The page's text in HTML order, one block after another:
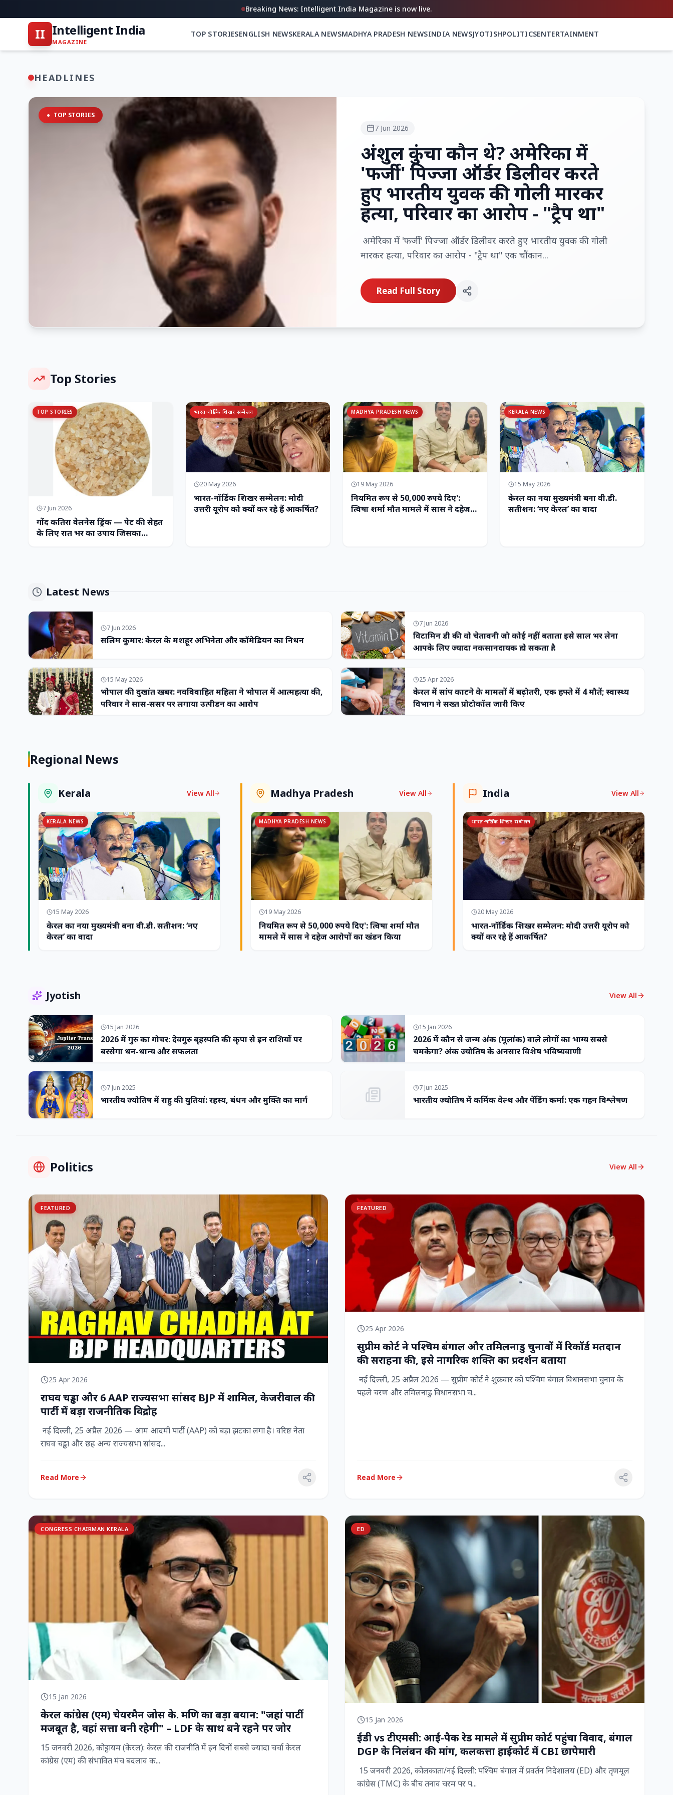
Breaking News: Intelligent India Magazine is now live.
II Intelligent India
MAGAZINE
TOP STORIESENGLISH NEWSKERALA NEWSMADHYA PRADESH NEWSINDIA NEWSJYOTISHPOLITICSENTERTAINMENT
HEADLINES
● TOP STORIES
7 Jun 2026
अंशुल कुंचा कौन थे? अमेरिका में
'फर्जी' पिज्जा ऑर्डर डिलीवर करते
हुए भारतीय युवक की गोली मारकर
हत्या, परिवार का आरोप - "ट्रैप था"
अमेरिका में 'फर्जी' पिज्जा ऑर्डर डिलीवर करते हुए भारतीय युवक की गोली
मारकर हत्या, परिवार का आरोप - "ट्रैप था" एक चौंकान...
Read Full Story
Top Stories
TOP STORIES
7 Jun 2026
गोंद कतिरा वेलनेस ड्रिंक — पेट की सेहत
के लिए रात भर का उपाय जिसका
भारत-नॉर्डिक शिखर सम्मेलन
20 May 2026
भारत-नॉर्डिक शिखर सम्मेलन: मोदी
उत्तरी यूरोप को क्यों कर रहे हैं आकर्षित?
MADHYA PRADESH NEWS
19 May 2026
नियमित रूप से 50,000 रुपये दिए':
त्विषा शर्मा मौत मामले में सास ने दहेज
KERALA NEWS
15 May 2026
केरल का नया मुख्यमंत्री बना वी.डी.
सतीशन: ‘नए केरल’ का वादा
Latest News
7 Jun 2026
सलिम कुमार: केरल के मशहूर अभिनेता और कॉमेडियन का निधन
7 Jun 2026
विटामिन डी की वो चेतावनी जो कोई नहीं बताता इसे साल भर लेना
आपके लिए ज्यादा नुकसानदायक हो सकता है
15 May 2026
भोपाल की दुखांत खबर: नवविवाहित महिला ने भोपाल में आत्महत्या की,
परिवार ने सास-ससुर पर लगाया उत्पीड़न का आरोप
25 Apr 2026
केरल में सांप काटने के मामलों में बढ़ोतरी, एक हफ्ते में 4 मौतें; स्वास्थ्य
विभाग ने सख्त प्रोटोकॉल जारी किए
Regional News
Kerala View All
KERALA NEWS
15 May 2026
केरल का नया मुख्यमंत्री बना वी.डी. सतीशन: ‘नए
केरल’ का वादा
Madhya Pradesh View All
MADHYA PRADESH NEWS
19 May 2026
नियमित रूप से 50,000 रुपये दिए': त्विषा शर्मा मौत
मामले में सास ने दहेज आरोपों का खंडन किया
India View All
भारत-नॉर्डिक शिखर सम्मेलन
20 May 2026
भारत-नॉर्डिक शिखर सम्मेलन: मोदी उत्तरी यूरोप को
क्यों कर रहे हैं आकर्षित?
Jyotish View All
15 Jan 2026
2026 में गुरु का गोचर: देवगुरु बृहस्पति की कृपा से इन राशियों पर
बरसेगा धन-धान्य और सफलता
15 Jan 2026
2026 में कौन से जन्म अंक (मूलांक) वाले लोगों का भाग्य सबसे
चमकेगा? अंक ज्योतिष के अनुसार विशेष भविष्यवाणी
7 Jun 2025
भारतीय ज्योतिष में राहु की युतियां: रहस्य, बंधन और मुक्ति का मार्ग
7 Jun 2025
भारतीय ज्योतिष में कर्मिक वेल्थ और पेंडिंग कर्मा: एक गहन विश्लेषण
Politics View All
FEATURED
25 Apr 2026
राघव चड्ढा और 6 AAP राज्‍यसभा सांसद BJP में शामिल, केजरीवाल की
पार्टी में बड़ा राजनीतिक विद्रोह
नई दिल्ली, 25 अप्रैल 2026 — आम आदमी पार्टी (AAP) को बड़ा झटका लगा है। वरिष्ठ नेता
राघव चड्ढा और छह अन्य राज्‍यसभा सांसद...
Read More
FEATURED
25 Apr 2026
सुप्रीम कोर्ट ने पश्चिम बंगाल और तमिलनाडु चुनावों में रिकॉर्ड मतदान
की सराहना की, इसे नागरिक शक्ति का प्रदर्शन बताया
नई दिल्ली, 25 अप्रैल 2026 — सुप्रीम कोर्ट ने शुक्रवार को पश्चिम बंगाल विधानसभा चुनाव के
पहले चरण और तमिलनाडु विधानसभा च...
Read More
CONGRESS CHAIRMAN KERALA
15 Jan 2026
केरल कांग्रेस (एम) चेयरमैन जोस के. मणि का बड़ा बयान: "जहां पार्टी
मजबूत है, वहां सत्ता बनी रहेगी" – LDF के साथ बने रहने पर जोर
15 जनवरी 2026, कोट्टायम (केरल): केरल की राजनीति में इन दिनों सबसे ज्यादा चर्चा केरल
कांग्रेस (एम) की संभावित मंच बदलाव क...
ED
15 Jan 2026
ईडी vs टीएमसी: आई-पैक रेड मामले में सुप्रीम कोर्ट पहुंचा विवाद, बंगाल
DGP के निलंबन की मांग, कलकत्ता हाईकोर्ट में CBI छापेमारी
15 जनवरी 2026, कोलकाता/नई दिल्ली: पश्चिम बंगाल में प्रवर्तन निदेशालय (ED) और तृणमूल
कांग्रेस (TMC) के बीच तनाव चरम पर प...